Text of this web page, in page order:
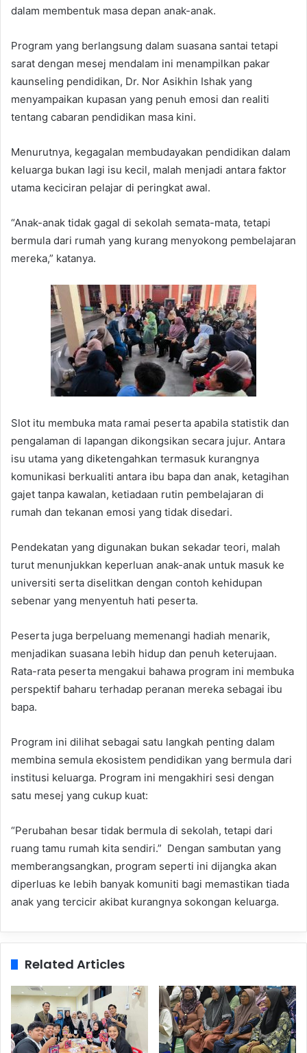
dalam membentuk masa depan anak-anak.
Program yang berlangsung dalam suasana santai tetapi
sarat dengan mesej mendalam ini menampilkan pakar
kaunseling pendidikan, Dr. Nor Asikhin Ishak yang
menyampaikan kupasan yang penuh emosi dan realiti
tentang cabaran pendidikan masa kini.
Menurutnya, kegagalan membudayakan pendidikan dalam
keluarga bukan lagi isu kecil, malah menjadi antara faktor
utama keciciran pelajar di peringkat awal.
“Anak-anak tidak gagal di sekolah semata-mata, tetapi
bermula dari rumah yang kurang menyokong pembelajaran
mereka,” katanya.
Slot itu membuka mata ramai peserta apabila statistik dan
pengalaman di lapangan dikongsikan secara jujur. Antara
isu utama yang diketengahkan termasuk kurangnya
komunikasi berkualiti antara ibu bapa dan anak, ketagihan
gajet tanpa kawalan, ketiadaan rutin pembelajaran di
rumah dan tekanan emosi yang tidak disedari.
Pendekatan yang digunakan bukan sekadar teori, malah
turut menunjukkan keperluan anak-anak untuk masuk ke
universiti serta diselitkan dengan contoh kehidupan
sebenar yang menyentuh hati peserta.
Peserta juga berpeluang memenangi hadiah menarik,
menjadikan suasana lebih hidup dan penuh keterujaan.
Rata-rata peserta mengakui bahawa program ini membuka
perspektif baharu terhadap peranan mereka sebagai ibu
bapa.
Program ini dilihat sebagai satu langkah penting dalam
membina semula ekosistem pendidikan yang bermula dari
institusi keluarga. Program ini mengakhiri sesi dengan
satu mesej yang cukup kuat:
“Perubahan besar tidak bermula di sekolah, tetapi dari
ruang tamu rumah kita sendiri.” Dengan sambutan yang
memberangsangkan, program seperti ini dijangka akan
diperluas ke lebih banyak komuniti bagi memastikan tiada
anak yang tercicir akibat kurangnya sokongan keluarga.
Related Articles